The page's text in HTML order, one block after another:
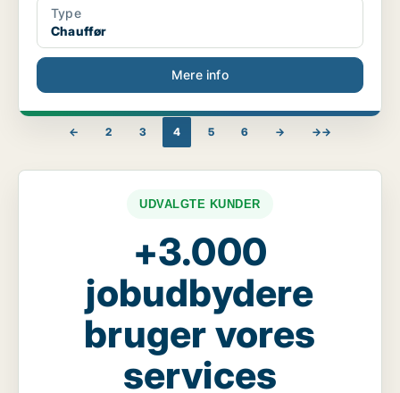
Type
Chauffør
Mere info
← 2 3 4 5 6 → →→
UDVALGTE KUNDER
+3.000
jobudbydere
bruger vores
services